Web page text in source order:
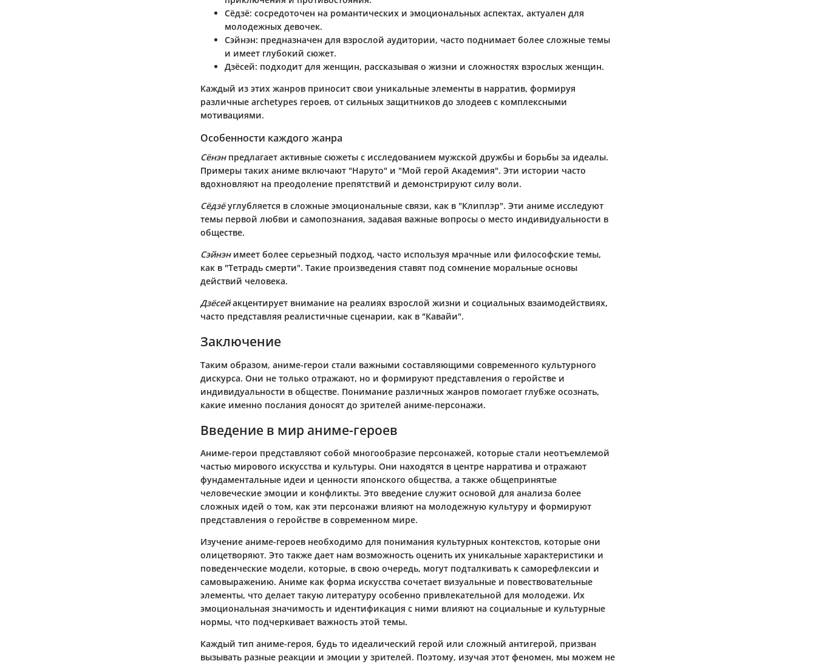
Сёдзё: сосредоточен на романтических и эмоциональных аспектах, актуален для
молодежных девочек.
Сэйнэн: предназначен для взрослой аудитории, часто поднимает более сложные темы
и имеет глубокий сюжет.
Дзёсей: подходит для женщин, рассказывая о жизни и сложностях взрослых женщин.
Каждый из этих жанров приносит свои уникальные элементы в нарратив, формируя
различные archetypes героев, от сильных защитников до злодеев с комплексными
мотивациями.
Особенности каждого жанра
Сёнэнпредлагает активные сюжеты с исследованием мужской дружбы и борьбы за идеалы.
Примеры таких аниме включают "Наруто" и "Мой герой Академия". Эти истории часто
вдохновляют на преодоление препятствий и демонстрируют силу воли.
Сёдзёуглубляется в сложные эмоциональные связи, как в "Клиплэр". Эти аниме исследуют
темы первой любви и самопознания, задавая важные вопросы о место индивидуальности в
обществе.
Сэйнэнимеет более серьезный подход, часто используя мрачные или философские темы,
как в "Тетрадь смерти". Такие произведения ставят под сомнение моральные основы
действий человека.
Дзёсейакцентирует внимание на реалиях взрослой жизни и социальных взаимодействиях,
часто представляя реалистичные сценарии, как в "Кавайи".
Заключение
Таким образом, аниме-герои стали важными составляющими современного культурного
дискурса. Они не только отражают, но и формируют представления о геройстве и
индивидуальности в обществе. Понимание различных жанров помогает глубже осознать,
какие именно послания доносят до зрителей аниме-персонажи.
Введение в мир аниме-героев
Аниме-герои представляют собой многообразие персонажей, которые стали неотъемлемой
частью мирового искусства и культуры. Они находятся в центре нарратива и отражают
фундаментальные идеи и ценности японского общества, а также общепринятые
человеческие эмоции и конфликты. Это введение служит основой для анализа более
сложных идей о том, как эти персонажи влияют на молодежную культуру и формируют
представления о геройстве в современном мире.
Изучение аниме-героев необходимо для понимания культурных контекстов, которые они
олицетворяют. Это также дает нам возможность оценить их уникальные характеристики и
поведенческие модели, которые, в свою очередь, могут подталкивать к саморефлексии и
самовыражению. Аниме как форма искусства сочетает визуальные и повествовательные
элементы, что делает такую литературу особенно привлекательной для молодежи. Их
эмоциональная значимость и идентификация с ними влияют на социальные и культурные
нормы, что подчеркивает важность этой темы.
Каждый тип аниме-героя, будь то идеалический герой или сложный антигерой, призван
вызывать разные реакции и эмоции у зрителей. Поэтому, изучая этот феномен, мы можем не